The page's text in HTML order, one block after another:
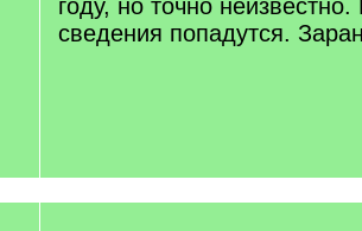
году, но точно неизвестно.
сведения попадутся.